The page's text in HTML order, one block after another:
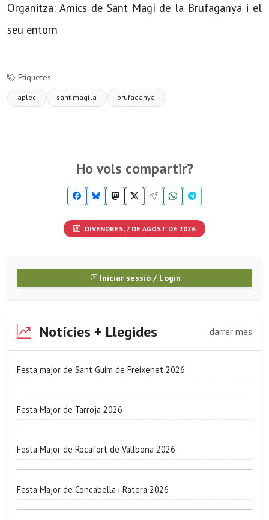
Organitza: Amics de Sant Magí de la Brufaganya i el
seu entorn
Etiquetes:
aplec sant magíla brufaganya
Ho vols compartir?
DIVENDRES, 7 DE AGOST DE 2026
Iniciar sessió / Login
Notícies + Llegides darrer mes
Festa major de Sant Guim de Freixenet 2026
Festa Major de Tarroja 2026
Festa Major de Rocafort de Vallbona 2026
Festa Major de Concabella i Ratera 2026